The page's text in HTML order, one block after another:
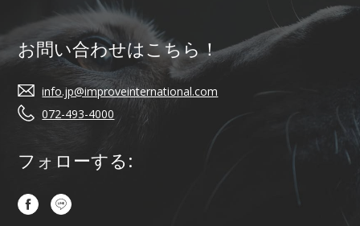
お問い合わせはこちら！
info.jp@improveinternational.com
072-493-4000
フォローする: